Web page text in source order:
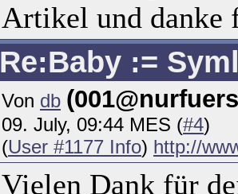
Artikel und danke
Re:Baby :=
Von db
09. July, 09:44 MES (#4)
(User #1177 Info) http://
Vielen Dank für